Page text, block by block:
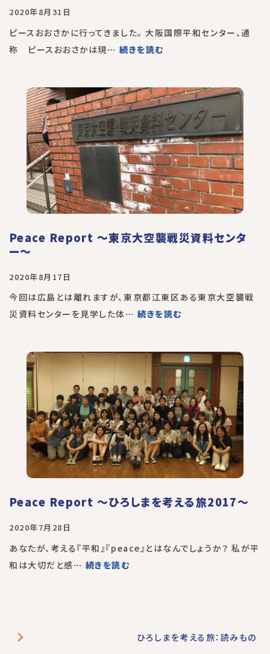
2020年8月31日
ピースおおさかに行ってきました。 大阪国際平和センター、通
称 ピースおおさかは現… 続きを読む
Peace Report 〜東京大空襲戦災資料センタ
ー〜
2020年8月17日
今回は広島とは離れますが、東京都江東区ある東京大空襲戦
災資料センターを見学した体… 続きを読む
Peace Report 〜ひろしまを考える旅2017〜
2020年7月28日
あなたが、考える『平和』『peace』とはなんでしょうか？ 私が平
和は大切だと感… 続きを読む
ひろしまを考える旅：読みもの